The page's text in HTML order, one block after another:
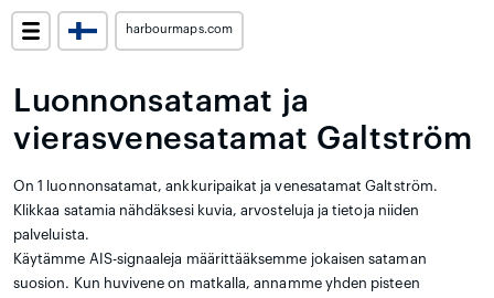
harbourmaps.com
Luonnonsatamat ja
vierasvenesatamat Galtström
On 1 luonnonsatamat, ankkuripaikat ja venesatamat Galtström.
Klikkaa satamia nähdäksesi kuvia, arvosteluja ja tietoja niiden
palveluista.
Käytämme AIS-signaaleja määrittääksemme jokaisen sataman
suosion. Kun huvivene on matkalla, annamme yhden pisteen